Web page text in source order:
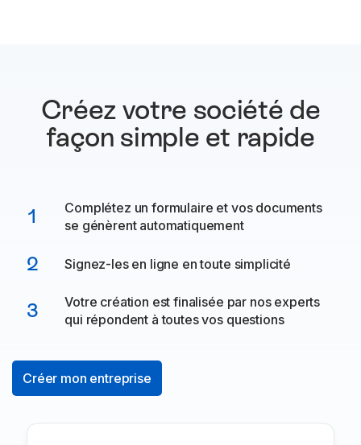
Créez votre société de
façon simple et rapide
1
Complétez un formulaire et vos documents
se génèrent automatiquement
2 Signez-les en ligne en toute simplicité
3
Votre création est finalisée par nos experts
qui répondent à toutes vos questions
Créer mon entreprise